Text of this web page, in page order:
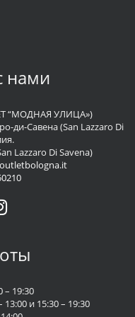
нами
“МОДНАЯ УЛИЦА»)
ди-Савена (San Lazzaro Di
Lazzaro Di Savena)
– 19:30
и 15:30 – 19:30